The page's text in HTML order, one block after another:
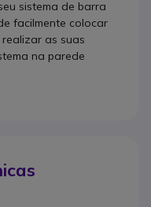
sistema de barra
facilmente colocar
as suas
na parede